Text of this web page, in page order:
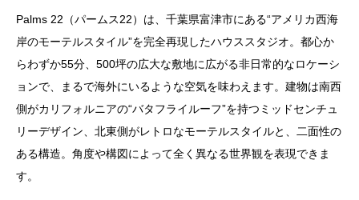
Palms 22（パームス22）は、千葉県富津市にある“アメリカ西海
岸のモーテルスタイル”を完全再現したハウススタジオ。都心か
らわずか55分、500坪の広大な敷地に広がる非日常的なロケーシ
ョンで、まるで海外にいるような空気を味わえます。建物は南西
側がカリフォルニアの“バタフライルーフ”を持つミッドセンチュ
リーデザイン、北東側がレトロなモーテルスタイルと、二面性の
ある構造。角度や構図によって全く異なる世界観を表現できま
す。